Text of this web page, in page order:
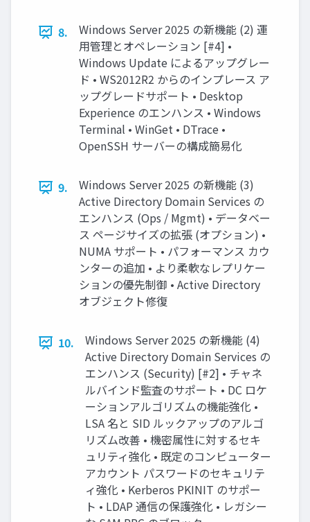
8.
Windows Server 2025 の新機能 (2) 運
用管理とオペレーション [#4] •
Windows Update によるアップグレー
ド • WS2012R2 からのインプレース ア
ップグレードサポート • Desktop
Experience のエンハンス • Windows
Terminal • WinGet • DTrace •
OpenSSH サーバーの構成簡易化
9.
Windows Server 2025 の新機能 (3)
Active Directory Domain Services の
エンハンス (Ops / Mgmt) • データベー
ス ページサイズの拡張 (オプション) •
NUMA サポート • パフォーマンス カウ
ンターの追加 • より柔軟なレプリケー
ションの優先制御 • Active Directory
オブジェクト修復
10.
Windows Server 2025 の新機能 (4)
Active Directory Domain Services の
エンハンス (Security) [#2] • チャネ
ルバインド監査のサポート • DC ロケ
ーションアルゴリズムの機能強化 •
LSA 名と SID ルックアップのアルゴ
リズム改善 • 機密属性に対するセキ
ュリティ強化 • 既定のコンピューター
アカウント パスワードのセキュリテ
ィ強化 • Kerberos PKINIT のサポー
ト • LDAP 通信の保護強化 • レガシー